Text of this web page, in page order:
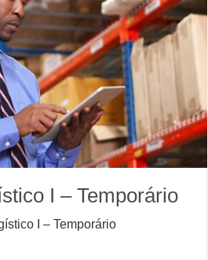
I – Temporário
I – Temporário